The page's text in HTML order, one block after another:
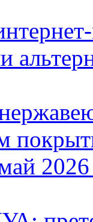
2026